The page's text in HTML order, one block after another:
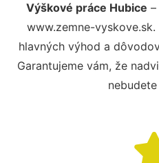
Výškové práce Hubice
www.zemne-
hlavných výhod a
Garantujeme vám, že